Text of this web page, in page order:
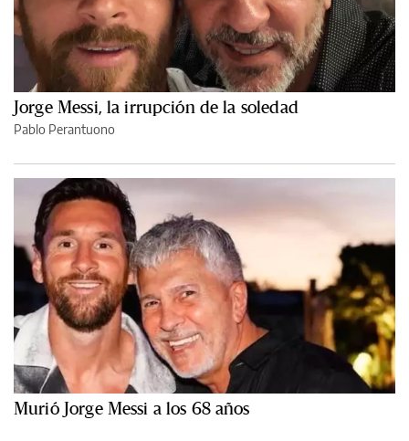
Jorge Messi, la irrupción de la soledad
Pablo Perantuono
Murió Jorge Messi a los 68 años